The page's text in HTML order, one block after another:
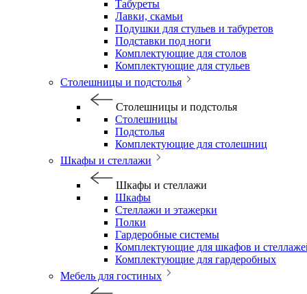
Табуреты
Лавки, скамьи
Подушки для стульев и табуретов
Подставки под ноги
Комплектующие для столов
Комплектующие для стульев
Столешницы и подстолья
Столешницы и подстолья
Столешницы
Подстолья
Комплектующие для столешниц
Шкафы и стеллажи
Шкафы и стеллажи
Шкафы
Стеллажи и этажерки
Полки
Гардеробные системы
Комплектующие для шкафов и
Комплектующие для гардеробных
Мебель для гостиных